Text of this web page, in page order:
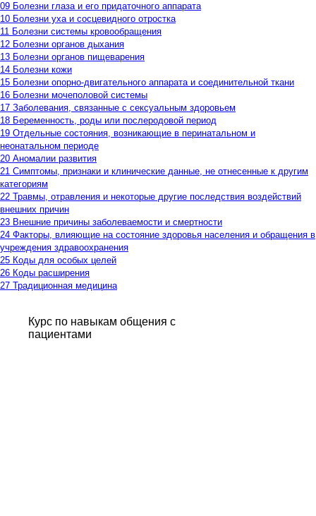
09 Болезни глаза и его придаточного аппарата
10 Болезни уха и сосцевидного отростка
11 Болезни системы кровообращения
12 Болезни органов дыхания
13 Болезни органов пищеварения
14 Болезни кожи
15 Болезни опорно-двигательного аппарата и соединительной ткани
16 Болезни мочеполовой системы
17 Заболевания, связанные с сексуальным здоровьем
18 Беременность, роды или послеродовой период
19 Отдельные состояния, возникающие в перинатальном и
неонатальном периоде
20 Аномалии развития
21 Симптомы, признаки и клинические данные, не отнесенные к другим
категориям
22 Травмы, отравления и некоторые другие последствия воздействий
внешних причин
23 Внешние причины заболеваемости и смертности
24 Факторы, влияющие на состояние здоровья населения и обращения в
учреждения здравоохранения
25 Коды для особых целей
26 Коды расширения
27 Традиционная медицина
Курс по навыкам общения с
пациентами